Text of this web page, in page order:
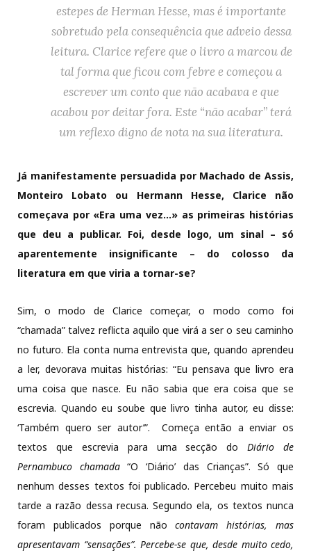
estepesde Herman Hesse, mas é importante
sobretudo pela consequência que adveio dessa
leitura. Clarice refere que o livro a marcou de
tal forma que ficou com febre e começou a
escrever um conto que não acabava e que
acabou por deitar fora. Este “não acabar” terá
um reflexo digno de nota na sua literatura.
Já manifestamente persuadida por Machado de Assis,
Monteiro Lobato ou Hermann Hesse, Clarice não
começava por «Era uma vez…» as primeiras histórias
que deu a publicar. Foi, desde logo, um sinal – só
aparentemente insignificante – do colosso da
literatura em que viria a tornar-se?
Sim, o modo de Clarice começar, o modo como foi
“chamada” talvez reflicta aquilo que virá a ser o seu caminho
no futuro. Ela conta numa entrevista que, quando aprendeu
a ler, devorava muitas histórias: “Eu pensava que livro era
uma coisa que nasce. Eu não sabia que era coisa que se
escrevia. Quando eu soube que livro tinha autor, eu disse:
‘Também quero ser autor’”. Começa então a enviar os
textos que escrevia para uma secção doDiário de
Pernambuco chamada“O ‘Diário’ das Crianças”. Só que
nenhum desses textos foi publicado. Percebeu muito mais
tarde a razão dessa recusa. Segundo ela, os textos nunca
foram publicados porque nãocontavam histórias, mas
apresentavam “sensações”. Percebe-se que, desde muito cedo,